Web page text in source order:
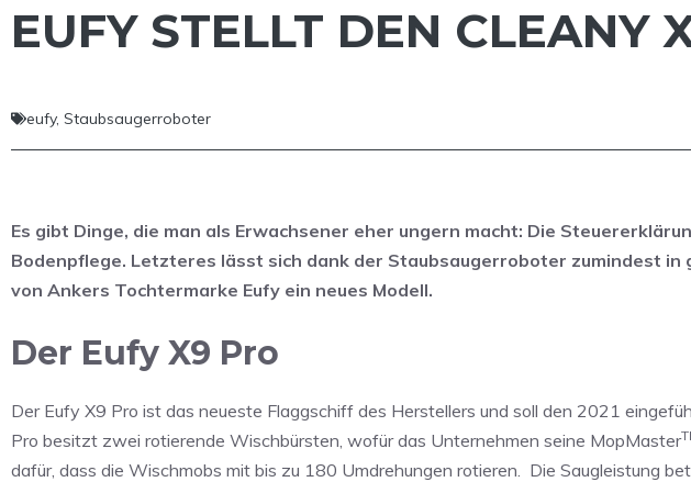
EUFY STELLT DEN CLEANY
eufy, Staubsaugerroboter
Es gibt Dinge, die man als Erwachsener eher ungern macht: Die
Bodenpflege. Letzteres lässt sich dank der Staubsaugerroboter zumindest
von Ankers Tochtermarke Eufy ein neues Modell.
Der Eufy X9 Pro
Der Eufy X9 Pro ist das neueste Flaggschiff des Herstellers und soll den 2021
Pro besitzt zwei rotierende Wischbürsten, wofür das Unternehmen seine MopMaster
dafür, dass die Wischmobs mit bis zu 180 Umdrehungen rotieren. Die Saugleistung